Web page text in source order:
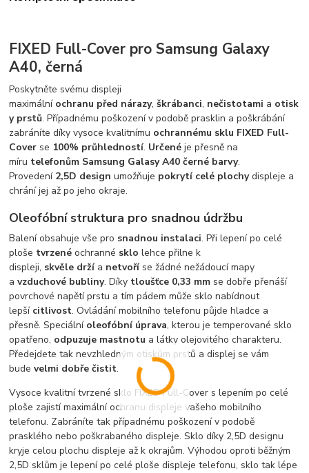
FIXED Full-Cover pro Samsung Galaxy
A40, černá
Poskytněte svému displeji
maximální ochranu před nárazy,škrábanci, nečistotami a otisk
y prstů. Případnému poškození v podobě prasklin a poškrábání
zabráníte díky vysoce kvalitnímu ochrannému sklu FIXED Full-
Cover se 100% průhledností. Určené je přesně na
míru telefonům Samsung Galasy A40 černé barvy.
Provedení2,5D design umožňuje pokrytí celé plochydispleje a
chrání jej až po jeho okraje.
Oleofóbní struktura pro snadnou údržbu
Balení obsahuje vše pro snadnou instalaci. Při lepení po celé
ploše tvrzené ochranné sklo lehce přilne k
displeji, skvěle držía netvoříse žádné nežádoucí mapy
avzduchové bubliny. Díky tloušťce 0,33 mm se dobře přenáší
povrchové napětí prstu a tím pádem může sklo nabídnout
lepší citlivost. Ovládání mobilního telefonu půjde hladce a
přesně. Speciální oleofóbní úprava, kterou je temperované sklo
opatřeno, odpuzuje mastnotu a látky olejovitého charakteru.
Předejdete tak nevzhledným otiskům prstů a displej se vám
budevelmi dobře čistit.
Vysoce kvalitní tvrzené sklo FIXED Full-Cover s lepením po celé
ploše zajistí maximální ochranu displeje vašeho mobilního
telefonu. Zabráníte tak případnému poškození v podobě
prasklého nebo poškrabaného displeje. Sklo díky 2,5D designu
kryje celou plochu displeje až k okrajům. Výhodou oproti běžným
2,5D sklům je lepení po celé ploše displeje telefonu, sklo tak lépe